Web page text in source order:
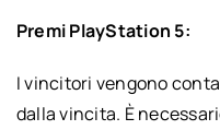
Premi PlayStation 5:
I vincitori vengono
dalla vincita. È